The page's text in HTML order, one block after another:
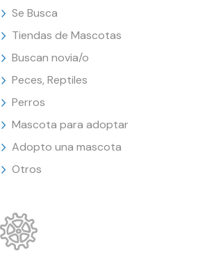
Se Busca
Tiendas de Mascotas
Buscan novia/o
Peces, Reptiles
Perros
Mascota para adoptar
Adopto una mascota
Otros